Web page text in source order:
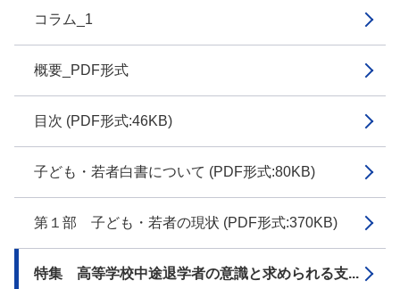
コラム_1
概要_PDF形式
目次 (PDF形式:46KB)
子ども・若者白書について (PDF形式:80KB)
第１部 子ども・若者の現状 (PDF形式:370KB)
特集 高等学校中途退学者の意識と求められる支...